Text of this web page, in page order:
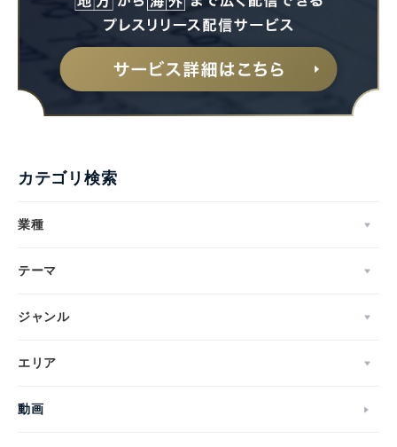
カテゴリ検索
業種
テーマ
ジャンル
エリア
動画